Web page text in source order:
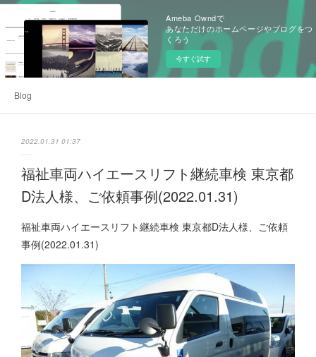
Ameba Owndで
あなただけのホームページやブログをつ
くろう
今すぐ試す
Blog
2022.01.31 01:37
福祉車両ハイエースリフト継続車検 東京都
D法人様、ご依頼事例(2022.01.31)
福祉車両ハイエースリフト継続車検 東京都D法人様、ご依頼
事例(2022.01.31)